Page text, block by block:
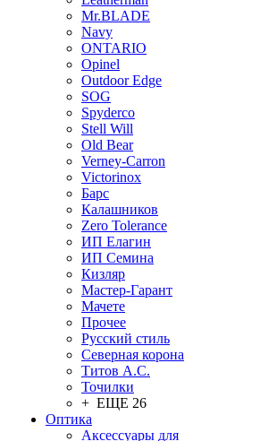
Mr.BLADE
Navy
ONTARIO
Opinel
Outdoor Edge
SOG
Spyderco
Stell Will
Old Bear
Verney-Carron
Victorinox
Барс
Калашников
Zero Tolerance
ИП Елагин
ИП Семина
Кизляр
Мастер-Гарант
Мачете
Прочее
Русский стиль
Северная корона
Титов А.С.
Точилки
+ ЕЩЕ 26
Оптика
Аксессуары для